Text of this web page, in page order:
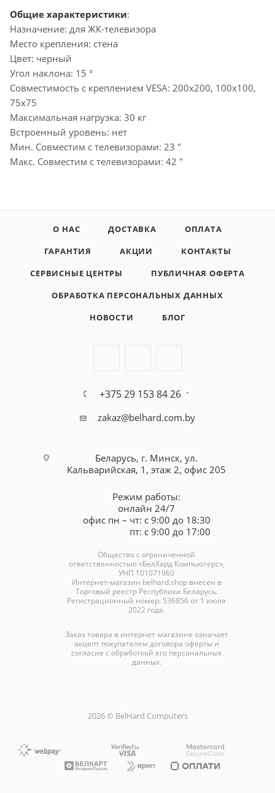
Общие характеристики:
Назначение: для ЖК-телевизора
Место крепления: стена
Цвет: черный
Угол наклона: 15 °
Совместимость с креплением VESA: 200x200, 100x100,
75x75
Максимальная нагрузка: 30 кг
Встроенный уровень: нет
Мин. Совместим с телевизорами: 23 "
Макс. Совместим с телевизорами: 42 "
О НАС ДОСТАВКА
ОПЛАТА
ГАРАНТИЯ
АКЦИИ
КОНТАКТЫ
СЕРВИСНЫЕ ЦЕНТРЫ
ПУБЛИЧНАЯ ОФЕРТА
ОБРАБОТКА ПЕРСОНАЛЬНЫХ ДАННЫХ
НОВОСТИ
БЛОГ
+375 29 153 84 26
zakaz@belhard.com.by
Беларусь, г. Минск, ул.
Кальварийская, 1, этаж 2, офис 205
Режим работы:
онлайн 24/7
офис пн – чт: с 9:00 до 18:30
пт: с 9:00 до 17:00
Общество с ограниченной
ответственностью «БелХард Компьютерс»,
УНП 101071960
Интернет-магазин belhard.shopвнесен в
Торговый реестр Республики Беларусь.
Регистрационный номер: 536856 от 1 июля
2022 года.
Заказ товара в интернет-магазине означает
акцепт покупателем договора оферты и
согласие с обработкой его персональных
данных.
2026 © BelHard Computers